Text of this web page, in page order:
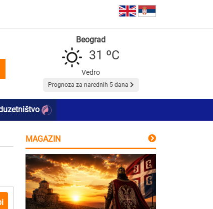
Beograd
31 ºC
Vedro
Prognoza za narednih 5 dana
MAGAZIN